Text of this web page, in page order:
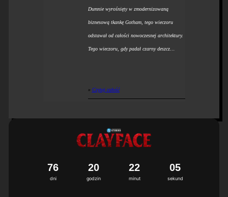
Dumnie wyrośnięty w zmodernizowaną
biznesową tkankę Gotham, tego wieczoru
odstawał od całości nowoczesnej architektury.
Tego wieczoru, gdy padał czarny deszcz…
» Czytaj całość
dni
76
godzin
20
minut
22
sekund
04